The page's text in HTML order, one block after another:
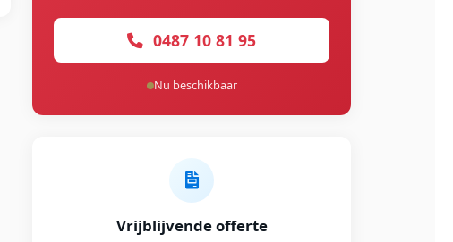
0487 10 81 95
Nu beschikbaar
Vrijblijvende offerte